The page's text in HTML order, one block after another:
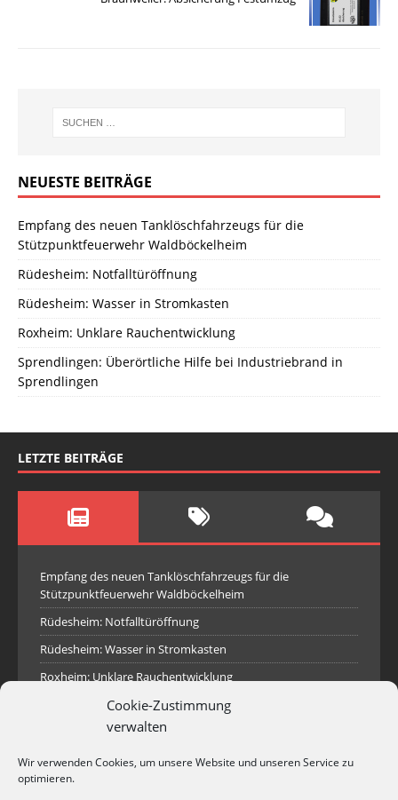
Cookie-Zustimmung
verwalten
Wir verwenden Cookies, um unsere Website und unseren Service zu
optimieren.
NEUESTE BEITRÄGE
Empfang des neuen Tanklöschfahrzeugs für die
Stützpunktfeuerwehr Waldböckelheim
Rüdesheim: Notfalltüröffnung
Rüdesheim: Wasser in Stromkasten
Roxheim: Unklare Rauchentwicklung
Sprendlingen: Überörtliche Hilfe bei Industriebrand in
Sprendlingen
LETZTE BEITRÄGE
Empfang des neuen Tanklöschfahrzeugs für die
Stützpunktfeuerwehr Waldböckelheim
Rüdesheim: Notfalltüröffnung
Rüdesheim: Wasser in Stromkasten
Roxheim: Unklare Rauchentwicklung
Sprendlingen: Überörtliche Hilfe bei Industriebrand in
Sprendlingen
Rüdesheim: Aufgerissener Dieseltank